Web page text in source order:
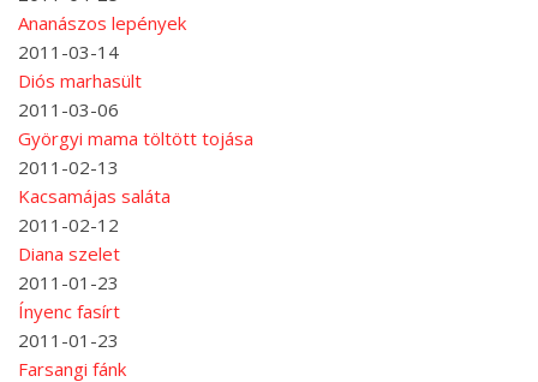
Ananászos lepények
2011-03-14
Diós marhasült
2011-03-06
Györgyi mama töltött tojása
2011-02-13
Kacsamájas saláta
2011-02-12
Diana szelet
2011-01-23
Ínyenc fasírt
2011-01-23
Farsangi fánk